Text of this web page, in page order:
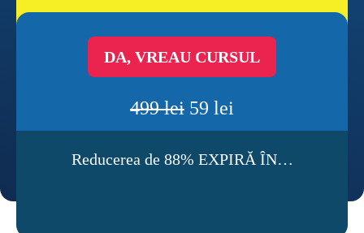
DA, VREAU CURSUL
499 lei 59 lei
Reducerea de 88% EXPIRĂ ÎN…